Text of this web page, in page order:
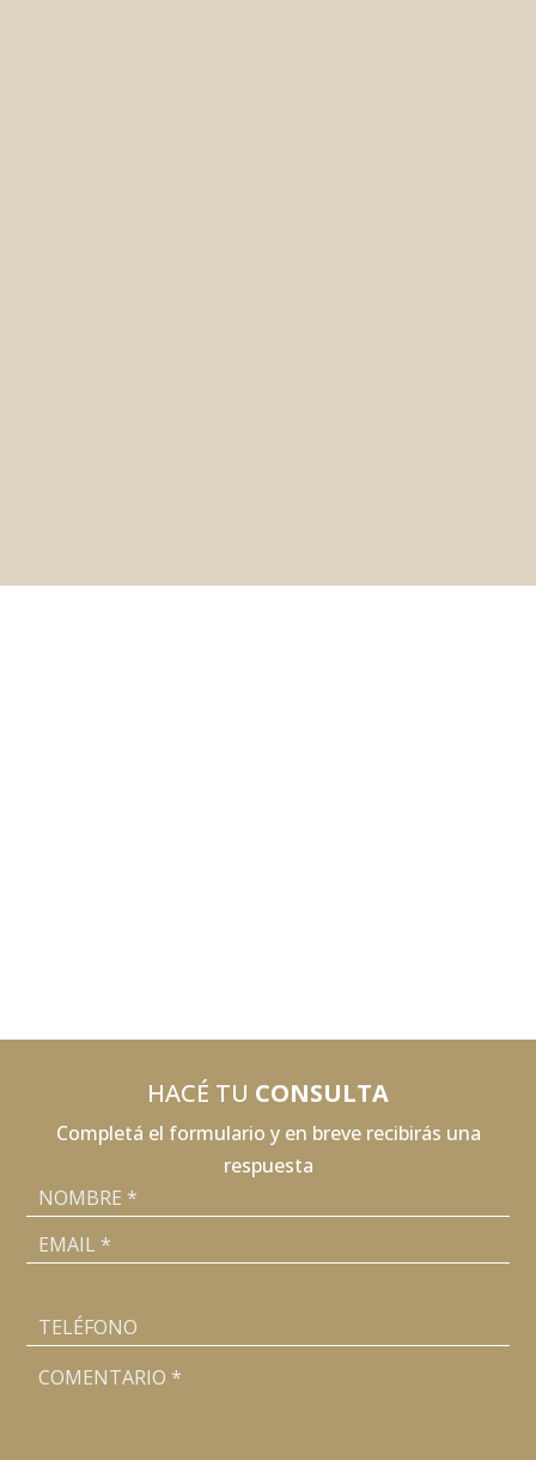
HACÉ TU CONSULTA
Completá el formulario y en breve recibirás una
respuesta